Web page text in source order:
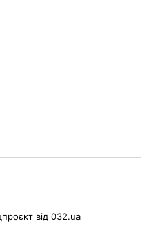
від 032.ua